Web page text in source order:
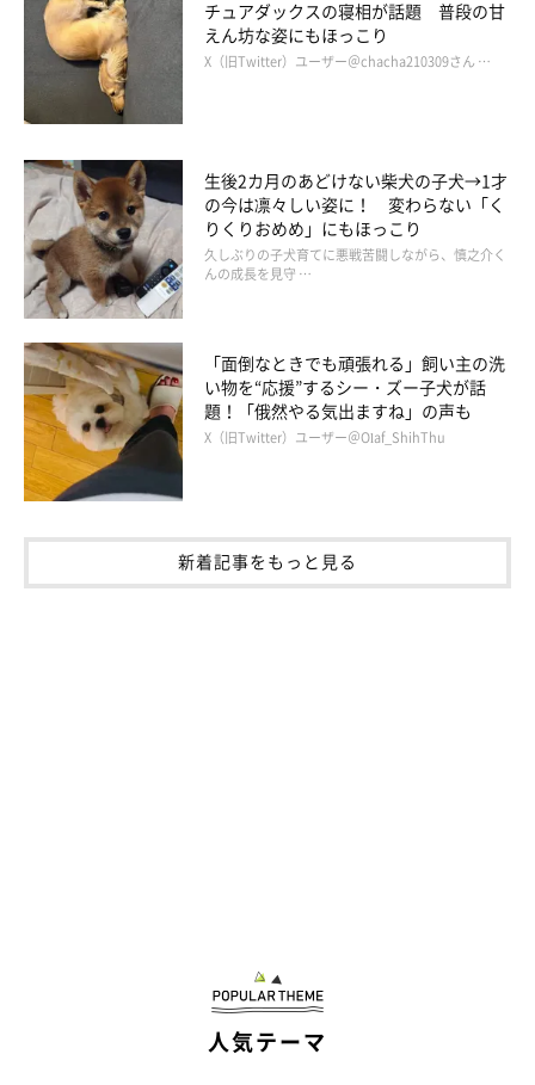
チュアダックスの寝相が話題 普段の甘
えん坊な姿にもほっこり
X（旧Twitter）ユーザー＠chacha210309さん …
生後2カ月のあどけない柴犬の子犬→1才
の今は凛々しい姿に！ 変わらない「く
りくりおめめ」にもほっこり
久しぶりの子犬育てに悪戦苦闘しながら、慎之介く
んの成長を見守 …
「面倒なときでも頑張れる」飼い主の洗
い物を“応援”するシー・ズー子犬が話
題！「俄然やる気出ますね」の声も
X（旧Twitter）ユーザー＠Olaf_ShihThu
新着記事をもっと見る
人気テーマ